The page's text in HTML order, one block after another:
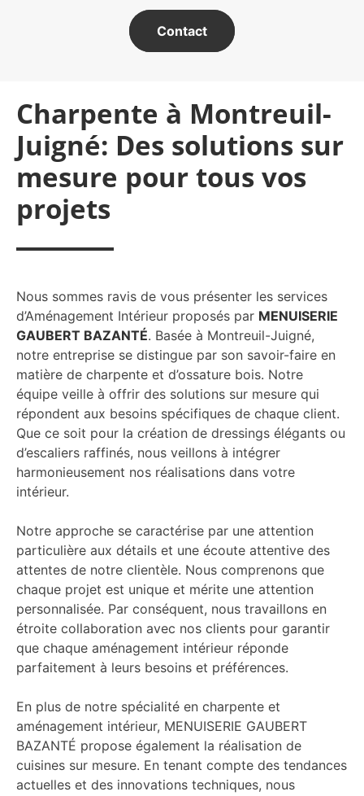
Contact
Charpente à Montreuil-
Juigné: Des solutions sur
mesure pour tous vos
projets
Nous sommes ravis de vous présenter les services
d’Aménagement Intérieur proposés par MENUISERIE
GAUBERT BAZANTÉ. Basée à Montreuil-Juigné,
notre entreprise se distingue par son savoir-faire en
matière de charpente et d’ossature bois. Notre
équipe veille à offrir des solutions sur mesure qui
répondent aux besoins spécifiques de chaque client.
Que ce soit pour la création de dressings élégants ou
d’escaliers raffinés, nous veillons à intégrer
harmonieusement nos réalisations dans votre
intérieur.
Notre approche se caractérise par une attention
particulière aux détails et une écoute attentive des
attentes de notre clientèle. Nous comprenons que
chaque projet est unique et mérite une attention
personnalisée. Par conséquent, nous travaillons en
étroite collaboration avec nos clients pour garantir
que chaque aménagement intérieur réponde
parfaitement à leurs besoins et préférences.
En plus de notre spécialité en charpente et
aménagement intérieur, MENUISERIE GAUBERT
BAZANTÉ propose également la réalisation de
cuisines sur mesure. En tenant compte des tendances
actuelles et des innovations techniques, nous